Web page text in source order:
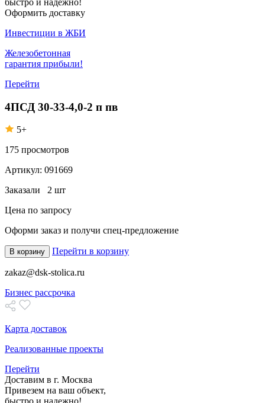
Оформить доставку
Инвестиции в ЖБИ
Железобетонная
гарантия прибыли!
Перейти
4ПСД 30-33-4,0-2 п пв
5+
175 просмотров
Артикул: 091669
Заказали 2 шт
Цена по запросу
Оформи заказ и получи спец-предложение
В корзину Перейти в корзину
zakaz@dsk-stolica.ru
Бизнес рассрочка
Карта доставок
Реализованные проекты
Перейти
Доставим в г. Москва
Привезем на ваш объект,